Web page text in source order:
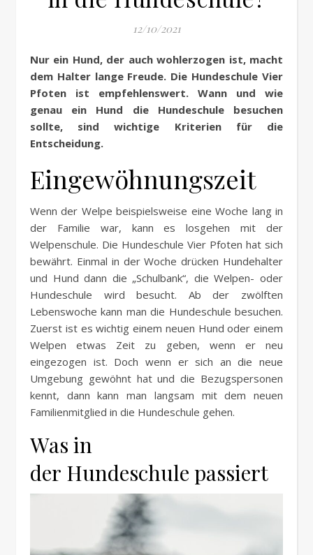
12/10/2021
Nur ein Hund, der auch wohlerzogen ist, macht
dem Halter lange Freude. Die Hundeschule Vier
Pfoten ist empfehlenswert. Wann und wie
genau ein Hund die Hundeschule besuchen
sollte, sind wichtige Kriterien für die
Entscheidung.
Eingewöhnungszeit
Wenn der Welpe beispielsweise eine Woche lang in
der Familie war, kann es losgehen mit der
Welpenschule. Die Hundeschule Vier Pfoten hat sich
bewährt. Einmal in der Woche drücken Hundehalter
und Hund dann die „Schulbank“, die Welpen- oder
Hundeschule wird besucht. Ab der zwölften
Lebenswoche kann man die Hundeschule besuchen.
Zuerst ist es wichtig einem neuen Hund oder einem
Welpen etwas Zeit zu geben, wenn er neu
eingezogen ist. Doch wenn er sich an die neue
Umgebung gewöhnt hat und die Bezugspersonen
kennt, dann kann man langsam mit dem neuen
Familienmitglied in die Hundeschule gehen.
Was in
der Hundeschule passiert